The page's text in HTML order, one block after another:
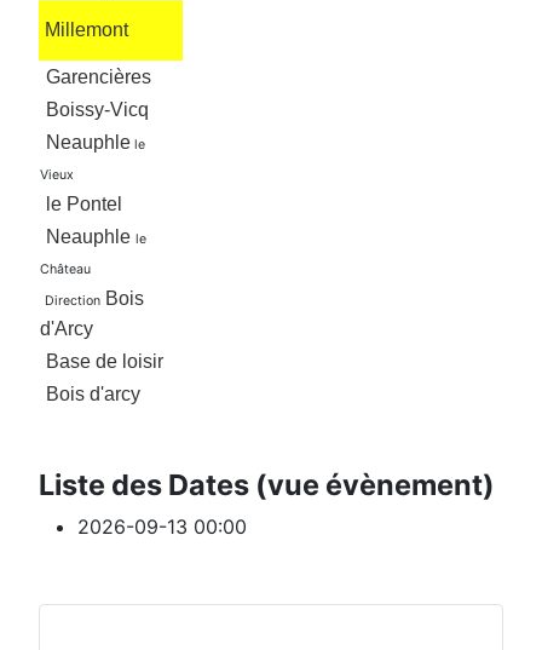
Millemont
Garencières
Boissy-Vicq
Neauphle le
Vieux
le Pontel
Neauphle le
Château
Direction Bois
d'Arcy
Base de loisir
Bois d'arcy
Liste des Dates (vue évènement)
2026-09-13 00:00